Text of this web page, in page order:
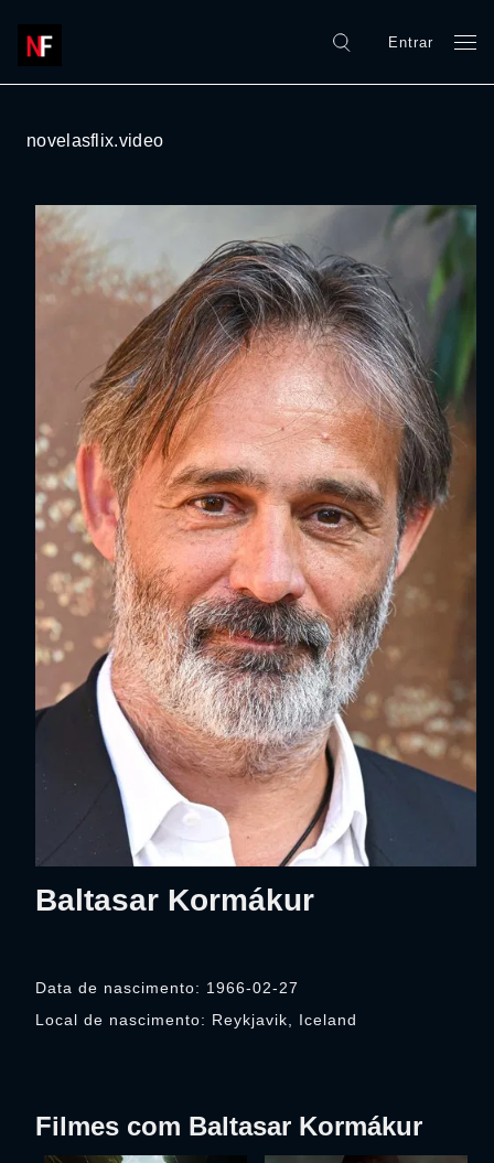
Entrar
novelasflix.video
Baltasar Kormákur
Data de nascimento: 1966-02-27
Local de nascimento: Reykjavik, Iceland
Filmes com Baltasar Kormákur